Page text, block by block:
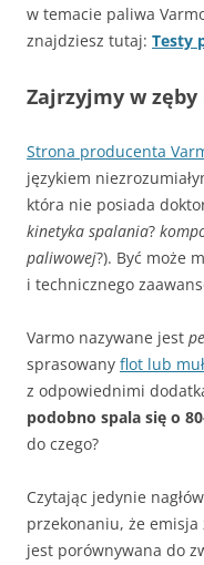
w temacie paliwa
znajdziesz tutaj: Testy
Zajrzyjmy w
Strona producenta
językiem
która nie posiada
kinetyka spalania?
paliwowej?). Być może
i technicznego
Varmo nazywane jest
sprasowany flot lub
z odpowiednimi
podobno spala się o
do czego?
Czytając jedynie
przekonaniu, że emisja
jest porównywana do